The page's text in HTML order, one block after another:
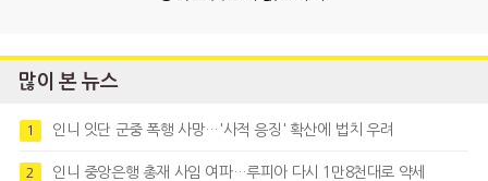
많이 본 뉴스
1 인니 잇단 군중 폭행 사망…'사적 응징' 확산에 법치 우려
2 인니 중앙은행 총재 사임 여파…루피아 다시 1만8천대로 약세